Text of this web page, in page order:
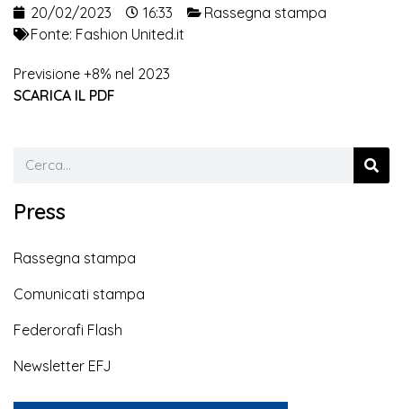
20/02/2023 16:33
Rassegna stampa
Fonte: Fashion United.it
Previsione +8% nel 2023
SCARICA IL PDF
Press
Rassegna stampa
Comunicati stampa
Federorafi Flash
Newsletter EFJ